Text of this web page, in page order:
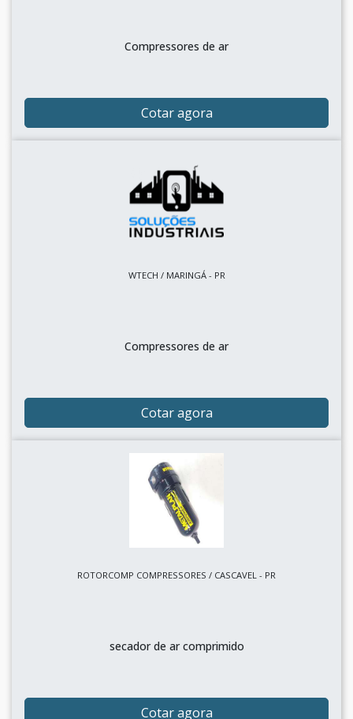
Compressores de ar
Cotar agora
WTECH / MARINGÁ - PR
Compressores de ar
Cotar agora
ROTORCOMP COMPRESSORES / CASCAVEL - PR
secador de ar comprimido
Cotar agora